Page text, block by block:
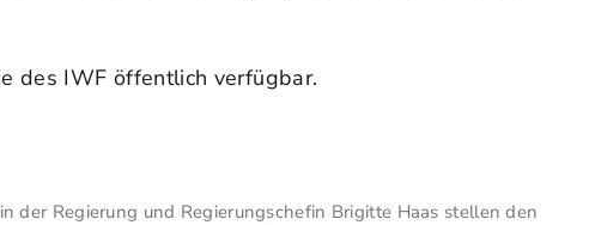
des IWF öffentlich verfügbar.
der Regierung und Regierungschefin Brigitte Haas stellen den